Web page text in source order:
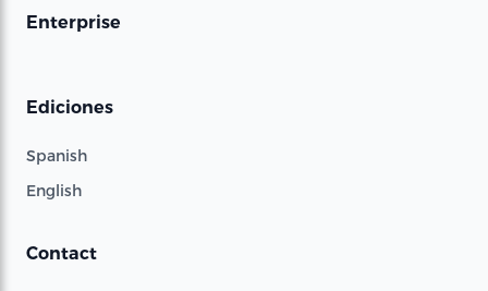
Enterprise
Ediciones
Spanish
English
Contact